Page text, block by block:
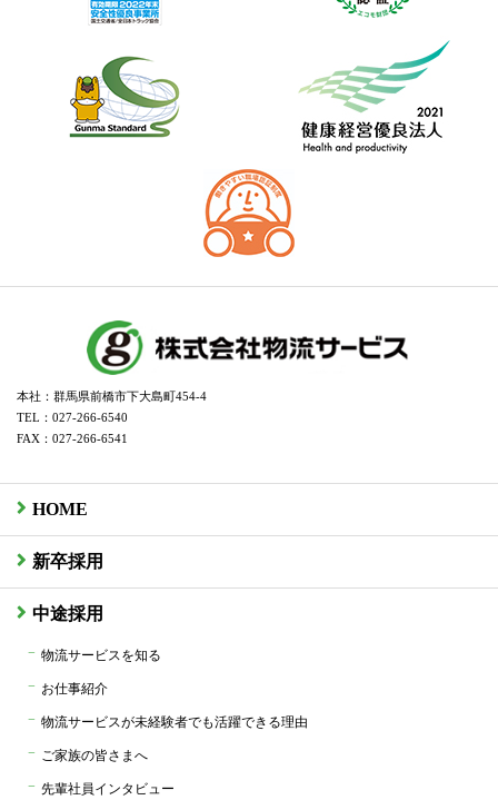
本社：群馬県前橋市下大島町454-4
TEL：027-266-6540
FAX：027-266-6541
HOME
新卒採用
中途採用
物流サービスを知る
お仕事紹介
物流サービスが未経験者でも活躍できる理由
ご家族の皆さまへ
先輩社員インタビュー